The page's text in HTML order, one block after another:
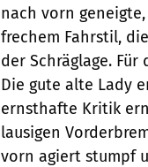
nach vorn
frechem Fahrstil,
der Schräglage.
Die gute alte Lady
ernsthafte Kritik
lausigen
vorn agiert stumpf